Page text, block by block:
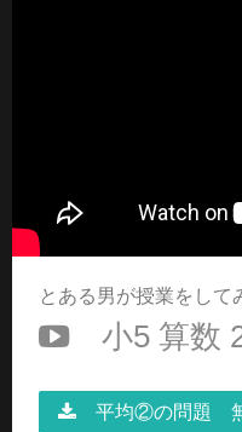
とある男が授業をして
小5 算数
平均②の問題 無